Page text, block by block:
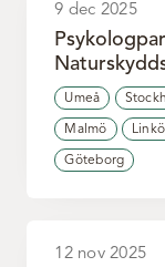
9 dec 2025
Umeå
Malmö
Göteborg
12 nov 2025